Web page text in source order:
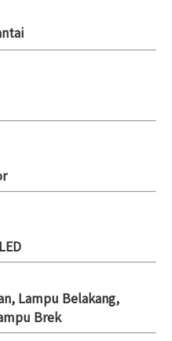
Lampu Belakang,
Brek